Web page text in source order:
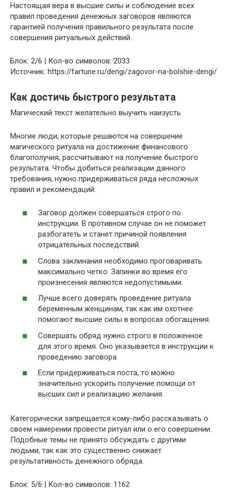
Настоящая вера в высшие силы и соблюдение всех
правил проведения денежных заговоров являются
гарантией получения правильного результата после
совершения ритуальных действий.
Блок: 2/6 | Кол-во символов: 2033
Источник: https://fartune.ru/dengi/zagovor-na-bolshie-dengi/
Как достичь быстрого результата
Магический текст желательно выучить наизусть
Многие люди, которые решаются на совершение
магического ритуала на достижение финансового
благополучия, рассчитывают на получение быстрого
результата. Чтобы добиться реализации данного
требования, нужно придерживаться ряда несложных
правил и рекомендаций:
Заговор должен совершаться строго по
инструкции. В противном случае он не поможет
разбогатеть и станет причиной появления
отрицательных последствий.
Слова заклинания необходимо проговаривать
максимально четко. Запинки во время его
произнесения являются недопустимыми.
Лучше всего доверять проведение ритуала
беременным женщинам, так как им охотнее
помогают высшие силы в вопросах обогащения.
Совершать обряд нужно строго в положенное
для этого время. Оно указывается в инструкции к
проведению заговора.
Если придерживаться поста, то можно
значительно ускорить получение помощи от
высших сил и реализацию желания.
Категорически запрещается кому-либо рассказывать о
своем намерении провести ритуал или о его совершении.
Подобные темы не принято обсуждать с другими
людьми, так как это существенно снижает
результативность денежного обряда.
Блок: 5/6 | Кол-во символов: 1162